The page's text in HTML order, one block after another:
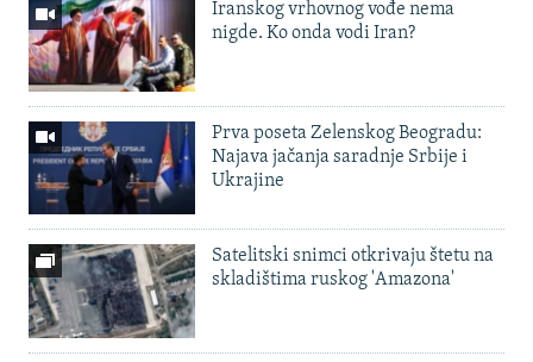
Iranskog vrhovnog vođe nema
nigde. Ko onda vodi Iran?
Prva poseta Zelenskog Beogradu:
Najava jačanja saradnje Srbije i
Ukrajine
Satelitski snimci otkrivaju štetu na
skladištima ruskog 'Amazona'